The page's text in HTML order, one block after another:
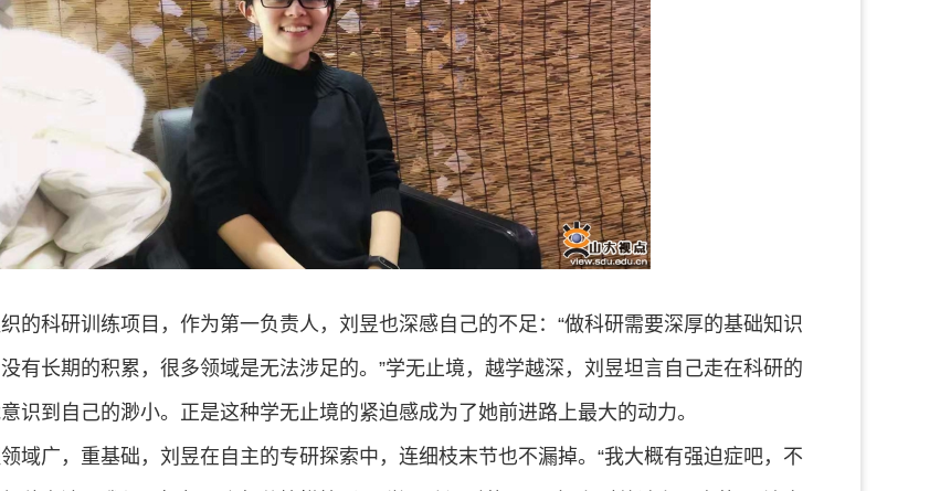
的科研训练项目，作为第一负责人，刘昱也深感自己的不足：“做科研需要深厚的基础知识
有长期的积累，很多领域是无法涉足的。”学无止境，越学越深，刘昱坦言自己走在科研的
识到自己的渺小。正是这种学无止境的紧迫感成为了她前进路上最大的动力。
域广，重基础，刘昱在自主的专研探索中，连细枝末节也不漏掉。“我大概有强迫症吧，不